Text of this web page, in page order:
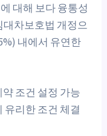
대해 보다 융통성
대차보호법 개정으
내에서 유연한
조건 설정 가능
유리한 조건 체결